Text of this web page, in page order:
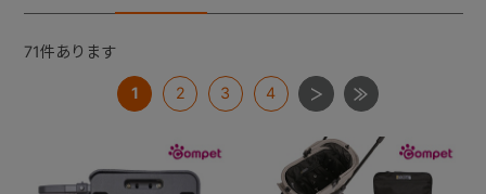
71件あります
1 2 3 4